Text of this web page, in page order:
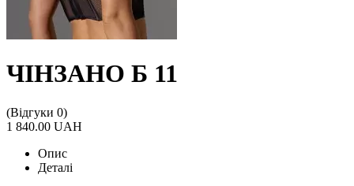
ЧІНЗАНО Б 11
(Відгуки 0)
1 840.00 UAH
Опис
Деталі